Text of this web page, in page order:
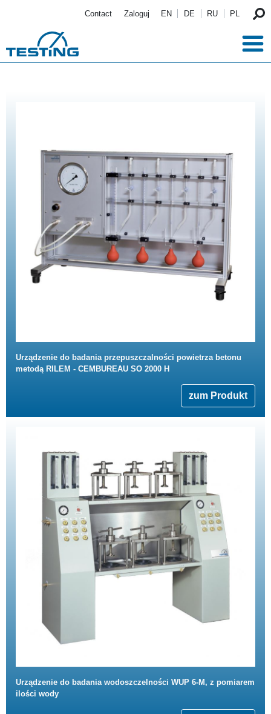
Contact Zaloguj EN DE RU PL
Urządzenie do badania przepuszczalności powietrza betonu
metodą RILEM - CEMBUREAU SO 2000 H
zum Produkt
Urządzenie do badania wodoszczelności WUP 6-M, z pomiarem
ilości wody